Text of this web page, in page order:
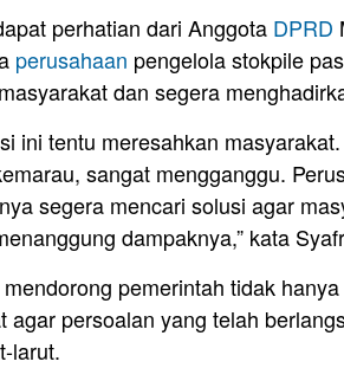
perhatian dari Anggota DPRD
perusahaan pengelola stokpile
dan segera
ini tentu meresahkan masyarakat.
sangat mengganggu.
segera mencari solusi agar
dampaknya,” kata
pemerintah tidak
agar persoalan yang telah
larut.